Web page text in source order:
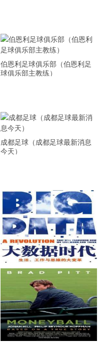
伯恩利足球俱乐部（伯恩利足
球俱乐部主教练）
成都足球（成都足球最新消息
今天）
《大数据时代》 PDF文档下载